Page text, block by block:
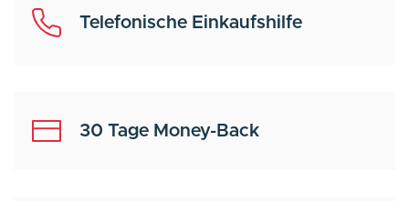
Telefonische Einkaufshilfe
30 Tage Money-Back